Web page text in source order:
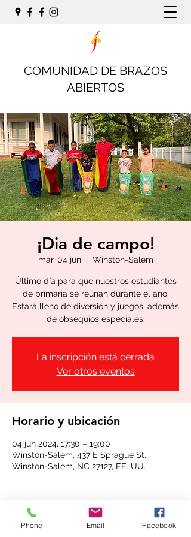
COMUNIDAD DE BRAZOS
ABIERTOS
¡Dia de campo!
mar, 04 jun
  |
Winston-Salem
Último día para que nuestros estudiantes
de primaria se reúnan durante el año.
Estará lleno de diversión y juegos, además
de obsequios especiales.
La inscripción está cerrada
Ver otros eventos
Horario y ubicación
04 jun 2024, 17:30 – 19:00
Winston-Salem, 437 E Sprague St,
Winston-Salem, NC 27127, EE. UU.
Compartir este evento
Phone Email Facebook